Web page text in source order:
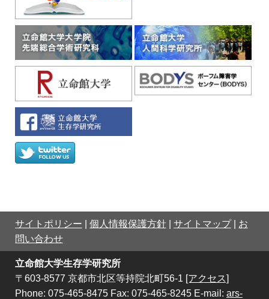
サイトポリシー 個人情報保護方針 サイトマップ| お
問い合わせ
立命館大学生存学研究所
〒603-8577 京都市北区等持院北町56-1 [アクセス]
Phone: 075-465-8475 Fax: 075-465-8245 E-mail: ars-